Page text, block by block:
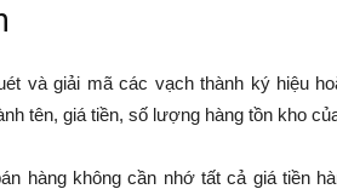
và giải mã các vạch thành ký hiệu
tên, giá tiền, số lượng hàng tồn kho
hàng không cần nhớ tất cả giá tiền